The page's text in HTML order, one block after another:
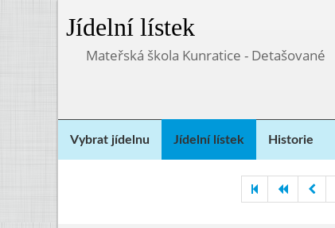
Jídelní lístek
Mateřská škola Kunratice - Detašované
Vybrat jídelnu Jídelní lístek Historie